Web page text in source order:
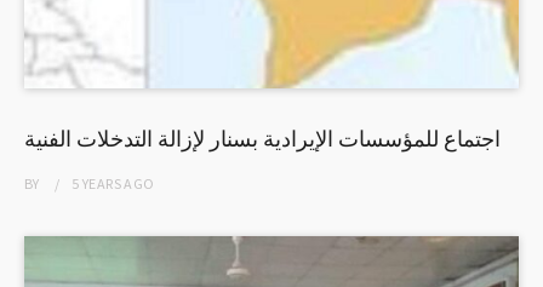
اجتماع للمؤسسات الإيرادية بسنار لإزالة التدخلات الفنية
BY 5 YEARSAGO